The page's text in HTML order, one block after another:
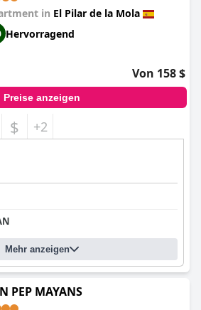
in El Pilar de la Mola
Hervorragend
Von 158 $
Preise anzeigen
$ +2
Mehr anzeigen
PEP MAYANS